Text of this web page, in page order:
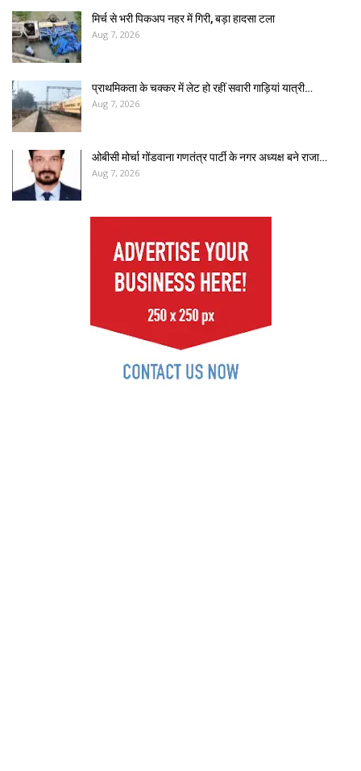
मिर्च से भरी पिकअप नहर में गिरी, बड़ा हादसा टला
Aug 7, 2026
प्राथमिकता के चक्कर में लेट हो रहीं सवारी गाड़ियां यात्री…
Aug 7, 2026
ओबीसी मोर्चा गोंडवाना गणतंत्र पार्टी के नगर अध्यक्ष बने राजा…
Aug 7, 2026